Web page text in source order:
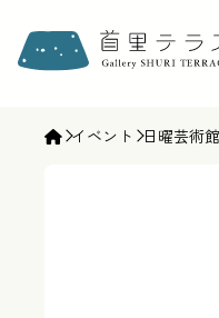
ギャラリー首里テラス |
イベント 日曜芸術